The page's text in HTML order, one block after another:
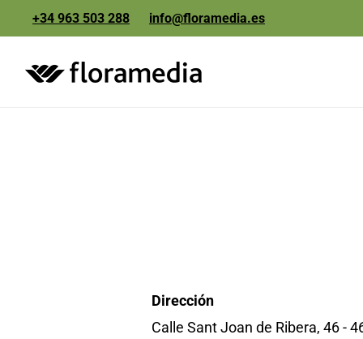
+34 963 503 288 info@floramedia.es
Dirección
Calle Sant Joan de Ribera, 46 -